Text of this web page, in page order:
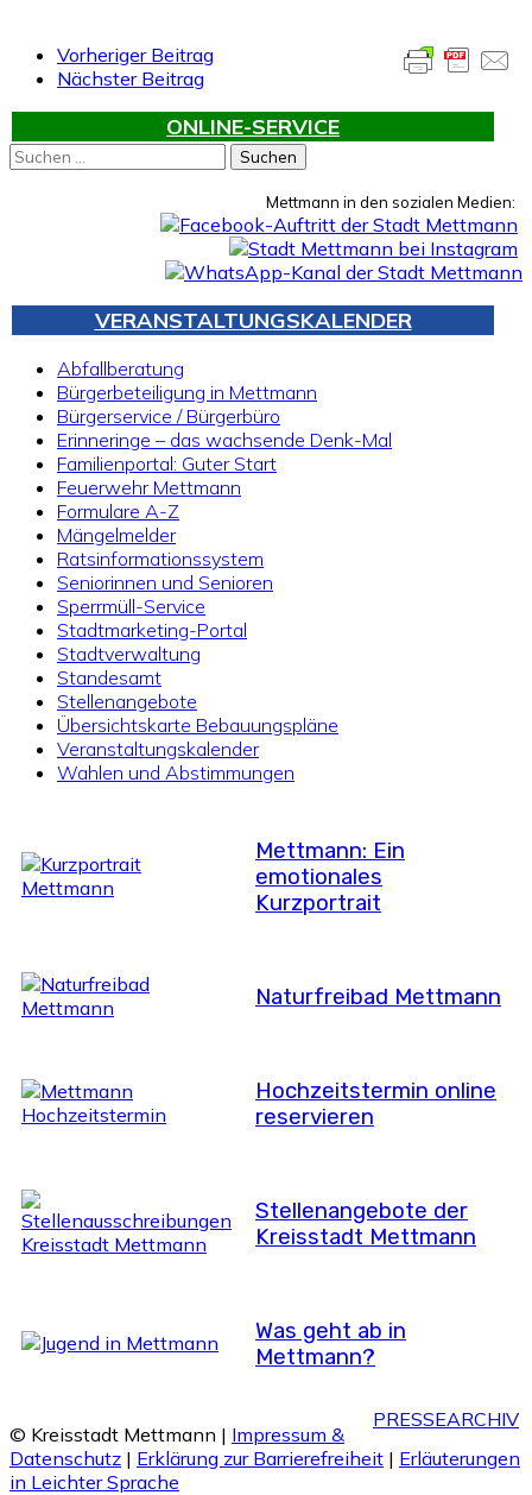
Vorheriger Beitrag
Nächster Beitrag
ONLINE-SERVICE
Suchen
nach:
Mettmann in den sozialen Medien:
VERANSTALTUNGSKALENDER
Abfallberatung
Bürgerbeteiligung in Mettmann
Bürgerservice / Bürgerbüro
Erinneringe – das wachsende Denk-Mal
Familienportal: Guter Start
Feuerwehr Mettmann
Formulare A-Z
Mängelmelder
Ratsinformationssystem
Seniorinnen und Senioren
Sperrmüll-Service
Stadtmarketing-Portal
Stadtverwaltung
Standesamt
Stellenangebote
Übersichtskarte Bebauungspläne
Veranstaltungskalender
Wahlen und Abstimmungen
Mettmann: Ein
emotionales
Kurzportrait
Naturfreibad Mettmann
Hochzeitstermin online
reservieren
Stellenangebote der
Kreisstadt Mettmann
Was geht ab in
Mettmann?
PRESSEARCHIV
© Kreisstadt Mettmann | Impressum &
Datenschutz | Erklärung zur Barrierefreiheit | Erläuterungen
in Leichter Sprache